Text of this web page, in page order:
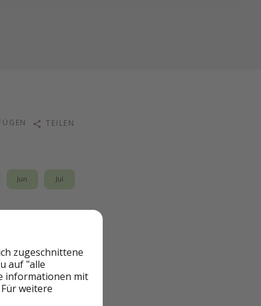
TEILEN
Jun Jul
Preis-
und volle
mitAll Inclusive
zugeschnittene
auf "alle
informationen mit
weitere